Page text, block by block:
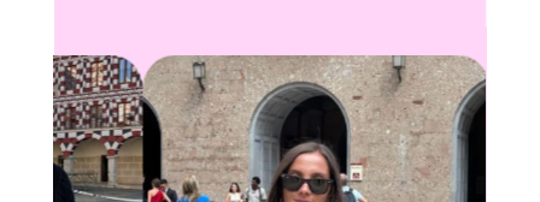
León
Palencia